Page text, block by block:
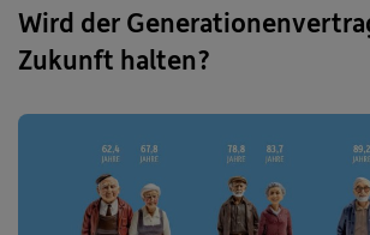
Wird der
Zukunft halten?